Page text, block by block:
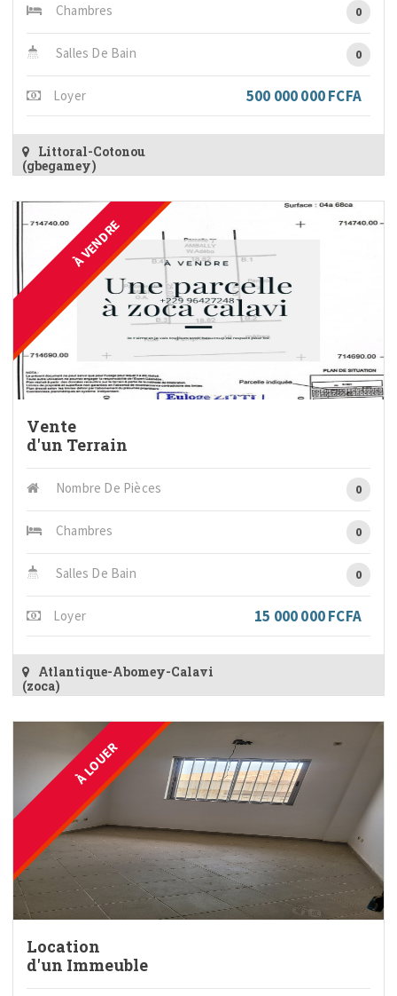
Chambres 0
Salles De Bain 0
Loyer 500 000 000 FCFA
Littoral-Cotonou
(gbegamey)
À VENDRE
Vente
d'un Terrain
Nombre De Pièces 0
Chambres 0
Salles De Bain 0
Loyer 15 000 000 FCFA
Atlantique-Abomey-Calavi
(zoca)
À LOUER
Location
d'un Immeuble